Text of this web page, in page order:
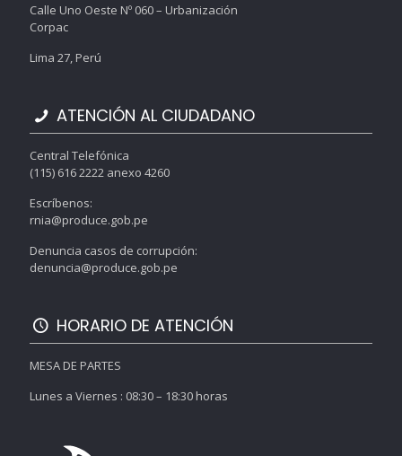
Calle Uno Oeste Nº 060 – Urbanización
Corpac
Lima 27, Perú
ATENCIÓN AL CIUDADANO
Central Telefónica
(115) 616 2222 anexo 4260
Escríbenos:
rnia@produce.gob.pe
Denuncia casos de corrupción:
denuncia@produce.gob.pe
HORARIO DE ATENCIÓN
MESA DE PARTES
Lunes a Viernes : 08:30 – 18:30 horas